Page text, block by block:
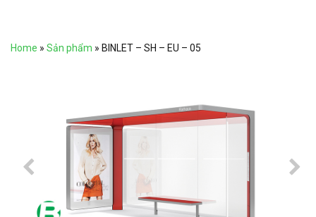
Home » Sản phẩm » BINLET – SH – EU – 05